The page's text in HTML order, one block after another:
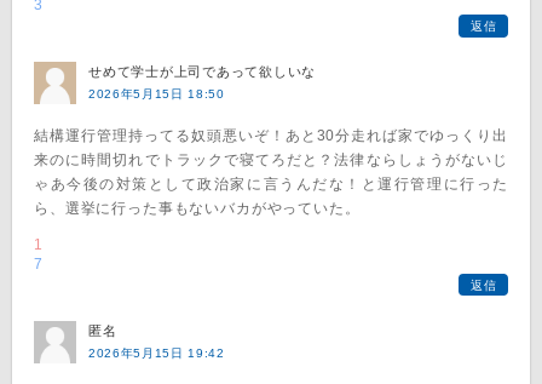
3
返信
せめて学士が上司であって欲しいな
2026年5月15日 18:50
結構運行管理持ってる奴頭悪いぞ！あと30分走れば家でゆっくり出
来のに時間切れでトラックで寝てろだと？法律ならしょうがないじ
ゃあ今後の対策として政治家に言うんだな！と運行管理に行った
ら、選挙に行った事もないバカがやっていた。
1
7
返信
匿名
2026年5月15日 19:42